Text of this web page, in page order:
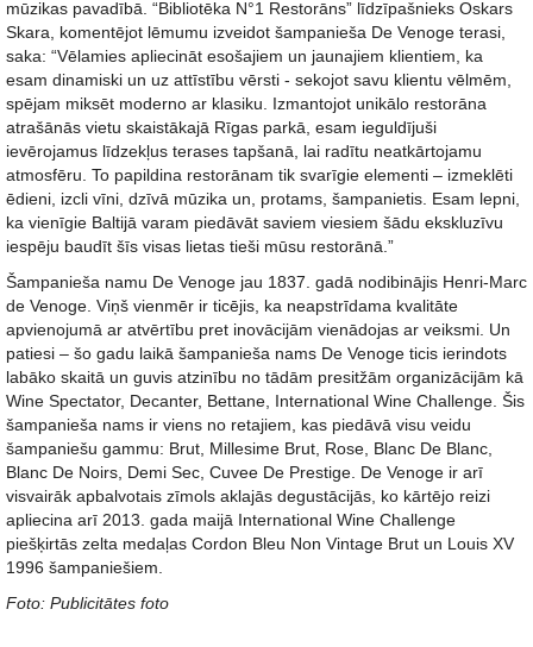
mūzikas pavadībā. “Bibliotēka N°1 Restorāns” līdzīpašnieks Oskars
Skara, komentējot lēmumu izveidot šampanieša De Venoge terasi,
saka: “Vēlamies apliecināt esošajiem un jaunajiem klientiem, ka
esam dinamiski un uz attīstību vērsti - sekojot savu klientu vēlmēm,
spējam miksēt moderno ar klasiku. Izmantojot unikālo restorāna
atrašānās vietu skaistākajā Rīgas parkā, esam ieguldījuši
ievērojamus līdzekļus terases tapšanā, lai radītu neatkārtojamu
atmosfēru. To papildina restorānam tik svarīgie elementi – izmeklēti
ēdieni, izcli vīni, dzīvā mūzika un, protams, šampanietis. Esam lepni,
ka vienīgie Baltijā varam piedāvāt saviem viesiem šādu ekskluzīvu
iespēju baudīt šīs visas lietas tieši mūsu restorānā.”
Šampanieša namu De Venoge jau 1837. gadā nodibinājis Henri-Marc
de Venoge. Viņš vienmēr ir ticējis, ka neapstrīdama kvalitāte
apvienojumā ar atvērtību pret inovācijām vienādojas ar veiksmi. Un
patiesi – šo gadu laikā šampanieša nams De Venoge ticis ierindots
labāko skaitā un guvis atzinību no tādām presitžām organizācijām kā
Wine Spectator, Decanter, Bettane, International Wine Challenge. Šis
šampanieša nams ir viens no retajiem, kas piedāvā visu veidu
šampaniešu gammu: Brut, Millesime Brut, Rose, Blanc De Blanc,
Blanc De Noirs, Demi Sec, Cuvee De Prestige. De Venoge ir arī
visvairāk apbalvotais zīmols aklajās degustācijās, ko kārtējo reizi
apliecina arī 2013. gada maijā International Wine Challenge
piešķirtās zelta medaļas Cordon Bleu Non Vintage Brut un Louis XV
1996 šampaniešiem.
Foto: Publicitātes foto